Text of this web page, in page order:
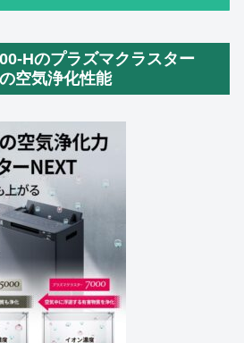
Hのプラズマクラスター
空気浄化性能